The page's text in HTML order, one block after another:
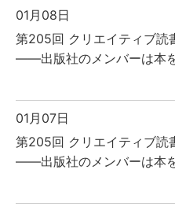
01月08日
第205回 クリエイティブ読
――出版社のメンバーは本
01月07日
第205回 クリエイティブ読
――出版社のメンバーは本